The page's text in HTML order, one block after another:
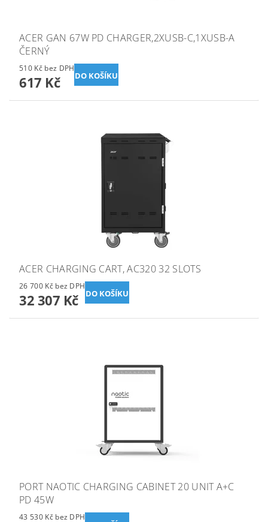
ACER GAN 67W PD CHARGER,2XUSB-C,1XUSB-A
ČERNÝ
510 Kč bez DPH
617 Kč
ACER CHARGING CART, AC320 32 SLOTS
26 700 Kč bez DPH
32 307 Kč
PORT NAOTIC CHARGING CABINET 20 UNIT A+C
PD 45W
43 530 Kč bez DPH